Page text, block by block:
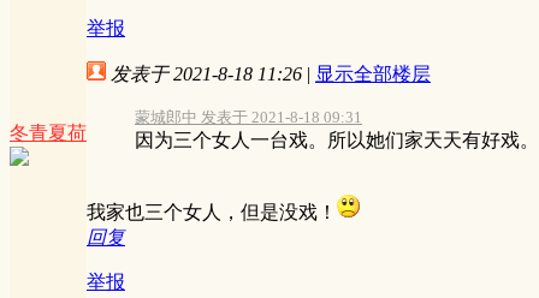
举报
冬青夏荷
发表于 2021-8-18 11:26 | 显示全部楼层
蒙城郎中 发表于 2021-8-18 09:31
因为三个女人一台戏。所以她们家天天有好戏。
我家也三个女人，但是没戏！
回复
举报